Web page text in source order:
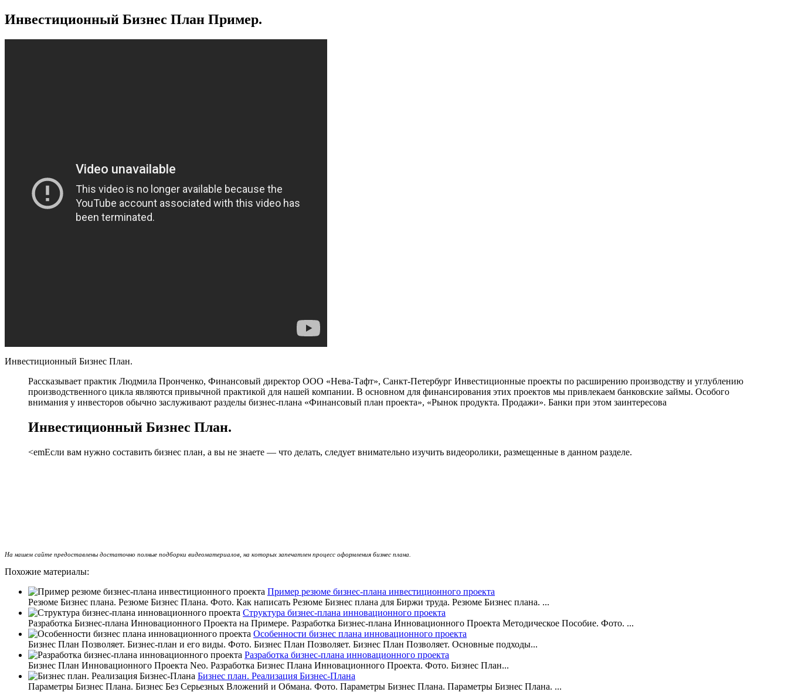
Инвестиционный Бизнес План Пример.
Инвестиционный Бизнес План.
Рассказывает практик Людмила Пронченко, Финансовый директор ООО «Нева-Тафт», Санкт-Петербург Инвестиционные проекты по расширению производству и углублению
производственного цикла являются привычной практикой для нашей компании. В основном для финансирования этих проектов мы привлекаем банковские займы. Особого
внимания у инвесторов обычно заслуживают разделы бизнес-плана «Финансовый план проекта», «Рынок продукта. Продажи». Банки при этом заинтересова
Инвестиционный Бизнес План.
<emЕсли вам нужно составить бизнес план, а вы не знаете — что делать, следует внимательно изучить видеоролики, размещенные в данном разделе.
На нашем сайте предоставлены достаточно полные подборки видеоматериалов, на которых запечатлен процесс оформления бизнес плана.
Похожие материалы:
Пример резюме бизнес-плана инвестиционного проекта
Резюме Бизнес плана. Резюме Бизнес Плана. Фото. Как написать Резюме Бизнес плана для Биржи труда. Резюме Бизнес плана. ...
Структура бизнес-плана инновационного проекта
Разработка Бизнес-плана Инновационного Проекта на Примере. Разработка Бизнес-плана Инновационного Проекта Методическое Пособие. Фото. ...
Особенности бизнес плана инновационного проекта
Бизнес План Позволяет. Бизнес-план и его виды. Фото. Бизнес План Позволяет. Бизнес План Позволяет. Основные подходы...
Разработка бизнес-плана инновационного проекта
Бизнес План Инновационного Проекта Neo. Разработка Бизнес Плана Инновационного Проекта. Фото. Бизнес План...
Бизнес план. Реализация Бизнес-Плана
Параметры Бизнес Плана. Бизнес Без Серьезных Вложений и Обмана. Фото. Параметры Бизнес Плана. Параметры Бизнес Плана. ...